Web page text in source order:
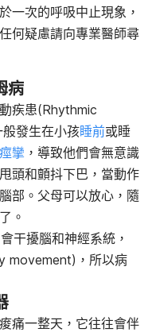
一次的呼吸中止現象，
何疑慮請向專業醫師尋
病
疾患(Rhythmic
發生在小孩睡前或睡
痙攣 ，導致他們會無意識
頭和顫抖下巴，當動作
部。父母可以放心，隨
。
干擾腦和神經系統，
movement)，所以病
痛一整天，它往往會伴